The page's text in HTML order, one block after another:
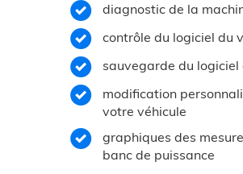
diagnostic de la
contrôle du logiciel du
sauvegarde du logiciel
modification
votre véhicule
graphiques des
banc de puissance